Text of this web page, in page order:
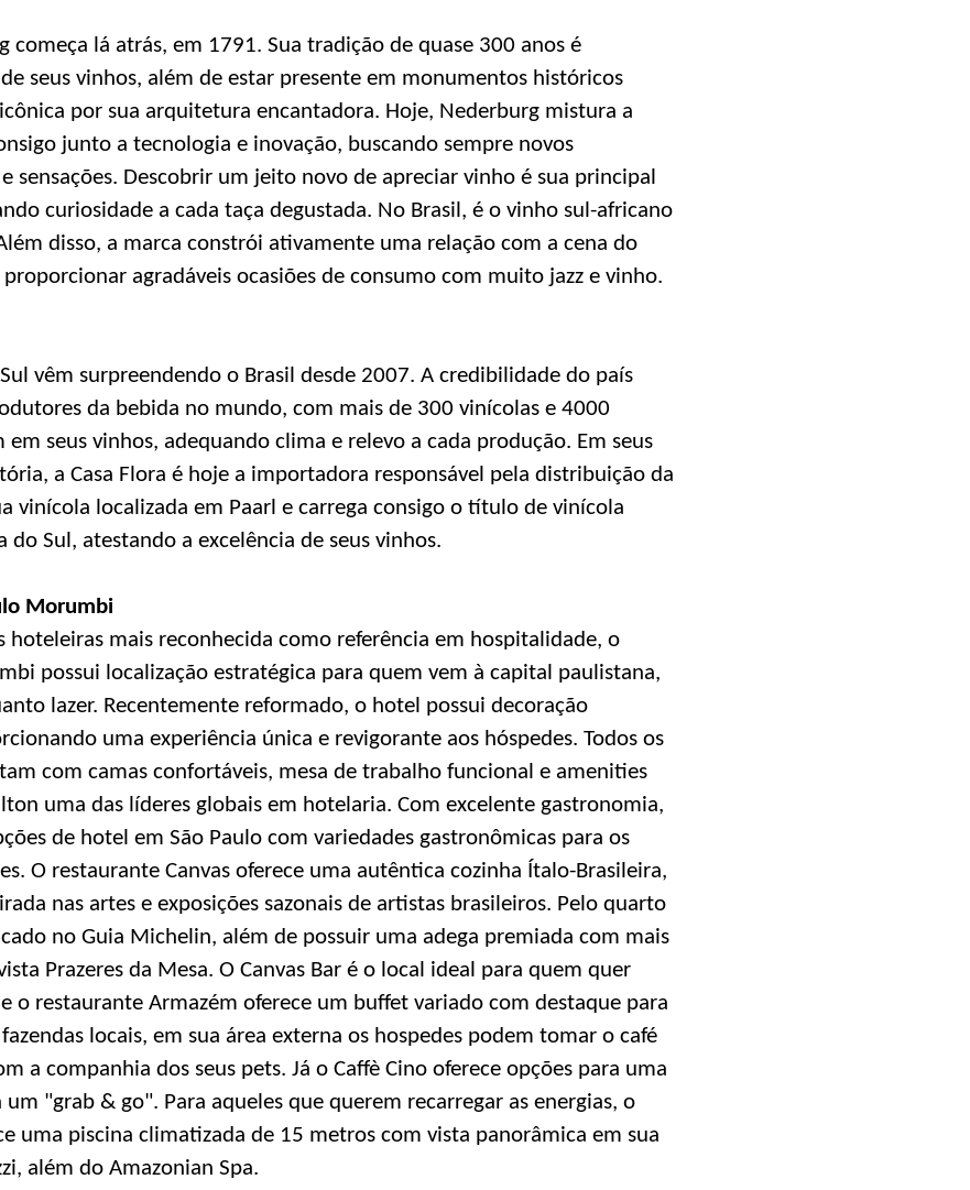
começa lá atrás, em 1791. Sua tradição de quase 300 anos é
seus vinhos, além de estar presente em monumentos históricos
por sua arquitetura encantadora. Hoje, Nederburg mistura a
junto a tecnologia e inovação, buscando sempre novos
sensações. Descobrir um jeito novo de apreciar vinho é sua principal
curiosidade a cada taça degustada. No Brasil, é o vinho sul-africano
disso, a marca constrói ativamente uma relação com a cena do
proporcionar agradáveis ocasiões de consumo com muito jazz e vinho.
vêm surpreendendo o Brasil desde 2007. A credibilidade do país
da bebida no mundo, com mais de 300 vinícolas e 4000
seus vinhos, adequando clima e relevo a cada produção. Em seus
a Casa Flora é hoje a importadora responsável pela distribuição da
vinícola localizada em Paarl e carrega consigo o título de vinícola
do Sul, atestando a excelência de seus vinhos.
Morumbi
hoteleiras mais reconhecida como referência em hospitalidade, o
possui localização estratégica para quem vem à capital paulistana,
lazer. Recentemente reformado, o hotel possui decoração
uma experiência única e revigorante aos hóspedes. Todos os
com camas confortáveis, mesa de trabalho funcional e amenities
uma das líderes globais em hotelaria. Com excelente gastronomia,
de hotel em São Paulo com variedades gastronômicas para os
O restaurante Canvas oferece uma autêntica cozinha Ítalo-Brasileira,
nas artes e exposições sazonais de artistas brasileiros. Pelo quarto
no Guia Michelin, além de possuir uma adega premiada com mais
Prazeres da Mesa. O Canvas Bar é o local ideal para quem quer
o restaurante Armazém oferece um buffet variado com destaque para
locais, em sua área externa os hospedes podem tomar o café
a companhia dos seus pets. Já o Caffè Cino oferece opções para uma
"grab & go". Para aqueles que querem recarregar as energias, o
uma piscina climatizada de 15 metros com vista panorâmica em sua
além do Amazonian Spa.